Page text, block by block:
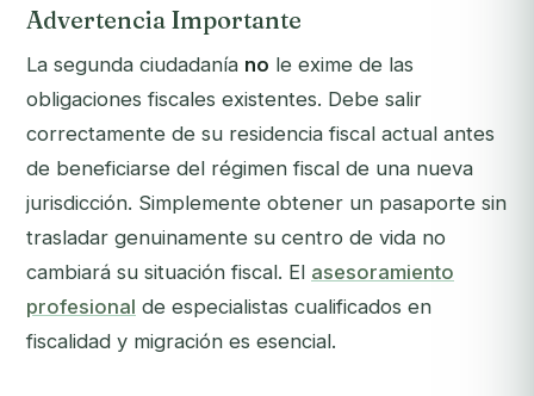
Advertencia Importante
La segunda ciudadanía no le exime de las
obligaciones fiscales existentes. Debe salir
correctamente de su residencia fiscal actual antes
de beneficiarse del régimen fiscal de una nueva
jurisdicción. Simplemente obtener un pasaporte sin
trasladar genuinamente su centro de vida no
cambiará su situación fiscal. El asesoramiento
profesional de especialistas cualificados en
fiscalidad y migración es esencial.